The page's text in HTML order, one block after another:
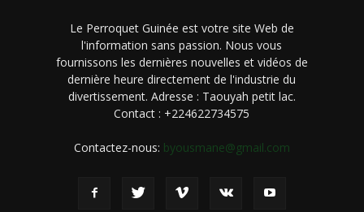
Le Perroquet Guinée est votre site Web de
l'information sans passion. Nous vous
fournissons les dernières nouvelles et vidéos de
dernière heure directement de l'industrie du
divertissement. Adresse : Taouyah petit lac.
Contact : +224622734575
Contactez-nous: byousmane@gmail.com